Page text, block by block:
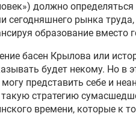
должно определяться
сегодняшнего рынка
образование вместо
басен Крылова или
будет некому. Но в
представить себе и
стратегию
времени, которые к